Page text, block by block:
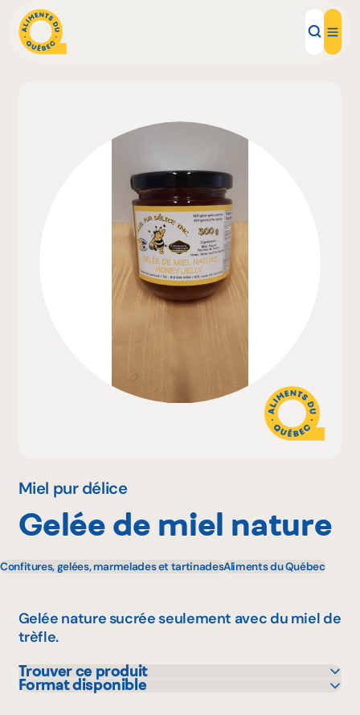
Aliments d'ici
Inspirations d'ici
Restaurants
Institutions
EN
Miel pur délice
Gelée de miel nature
Confitures, gelées, marmelades et tartinadesAliments du Québec
Gelée nature sucrée seulement avec du miel de
trèfle.
Trouver ce produit
IGA
Format disponible